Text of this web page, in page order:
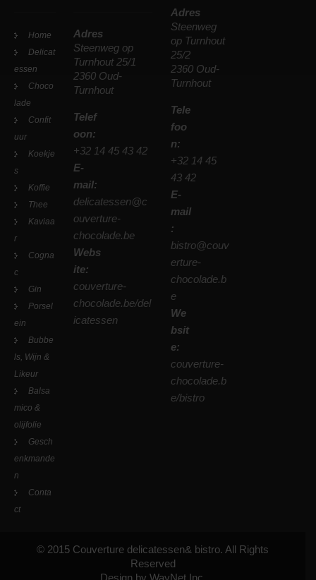
Home
Delicat
essen
Choco
lade
Confit
uur
Koekje
s
Koffie
Thee
Kaviaa
r
Cogna
c
Gin
Porsel
ein
Bubbe
ls, Wijn &
Likeur
Balsa
mico &
olijfolie
Gesch
enkmande
n
Conta
ct
Adres
Steenweg op
Turnhout 25/1
2360 Oud-
Turnhout
Telef
oon:
+32 14 45 43 42
E-
mail:
delicatessen@c
ouverture-
chocolade.be
Webs
ite:
couverture-
chocolade.be/del
icatessen
Adres
Steenweg
op Turnhout
25/2
2360 Oud-
Turnhout
Tele
foo
n:
+32 14 45
43 42
E-
mail
:
bistro@couv
erture-
chocolade.b
e
We
bsit
e:
couverture-
chocolade.b
e/bistro
© 2015 Couverture delicatessen& bistro. All Rights
Reserved
Design by WayNet Inc.